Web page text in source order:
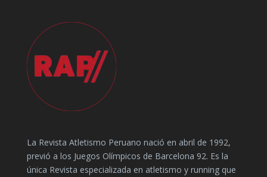
La Revista Atletismo Peruano nació en abril de 1992,
previó a los Juegos Olímpicos de Barcelona 92. Es la
única Revista especializada en atletismo y running que